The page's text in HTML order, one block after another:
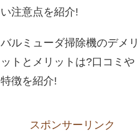
い注意点を紹介!
バルミューダ掃除機のデメリ
ットとメリットは?口コミや
特徴を紹介!
スポンサーリンク